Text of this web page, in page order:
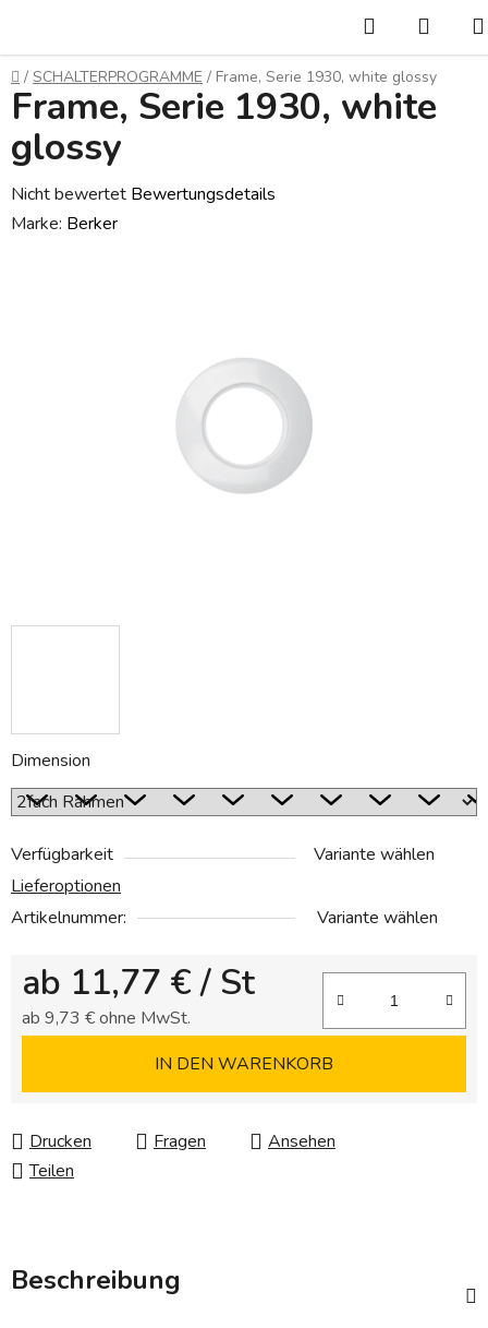
springen
Suchen
Startseite
/ SCHALTERPROGRAMME / Frame, Serie 1930, white glossy
Dimension
Verfügbarkeit
Variante wählen
Lieferoptionen
Artikelnummer:
Variante wählen
ab 11,77 € / St
ab 9,73 €ohne MwSt.
IN DEN WARENKORB
Drucken Fragen
Ansehen
Teilen
Frame, Serie 1930, white
glossy
Die
durchschnittliche
Nicht bewertet Bewertungsdetails
Marke: Berker
Beschreibung